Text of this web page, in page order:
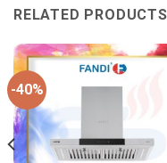
RELATED PRODUCTS
-40%